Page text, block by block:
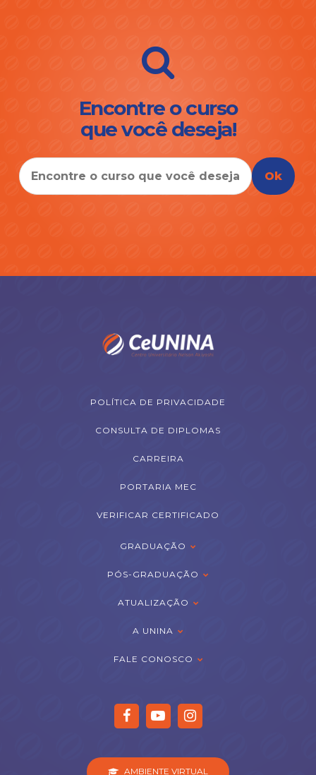
Encontre o curso
que você deseja!
Ok
POLÍTICA DE PRIVACIDADE
CONSULTA DE DIPLOMAS
CARREIRA
PORTARIA MEC
VERIFICAR CERTIFICADO
GRADUAÇÃO
PÓS-GRADUAÇÃO
ATUALIZAÇÃO
A UNINA
FALE CONOSCO
AMBIENTE VIRTUAL